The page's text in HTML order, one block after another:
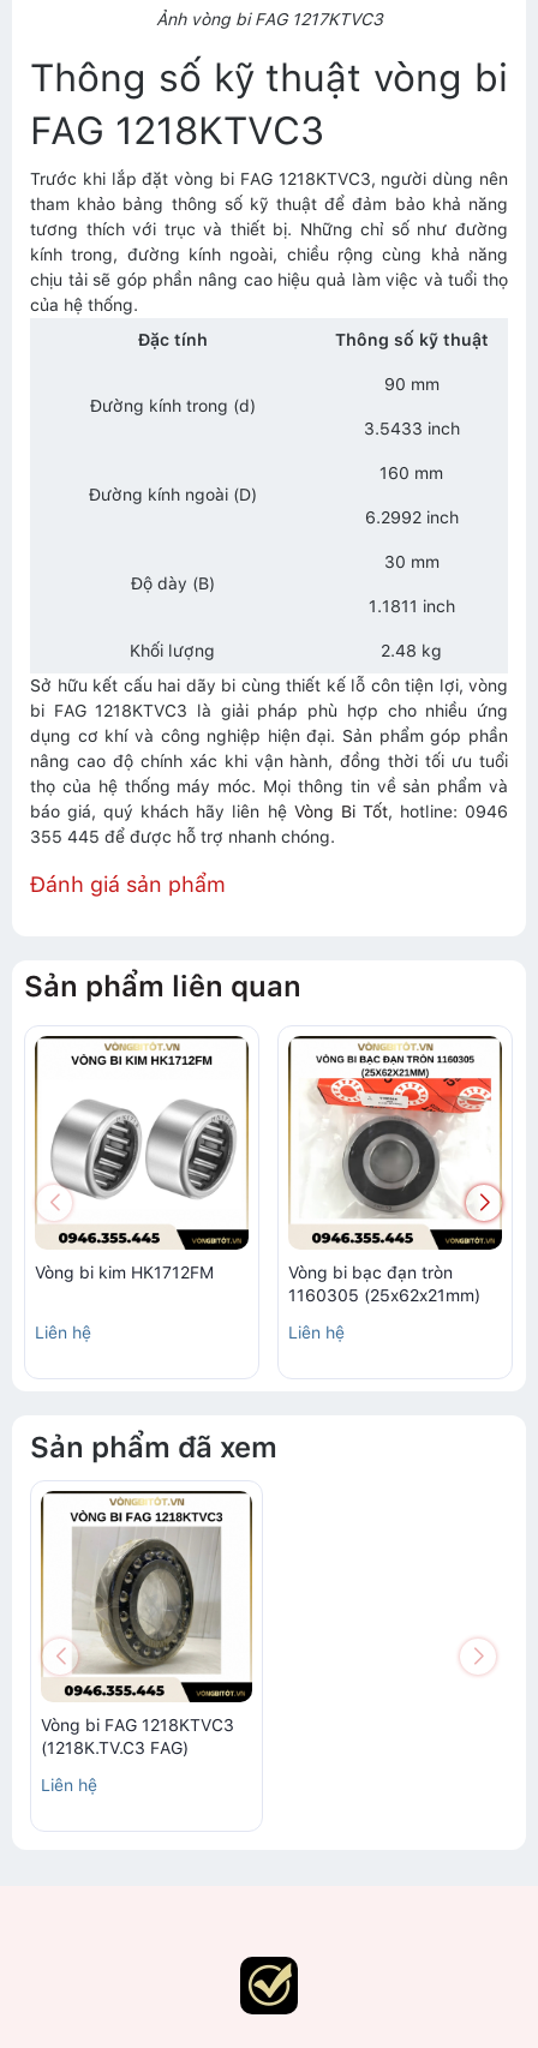
Ảnh vòng bi FAG 1217KTVC3
Thông số kỹ thuật vòng bi
FAG 1218KTVC3
Trước khi lắp đặt vòng bi FAG 1218KTVC3, người dùng nên
tham khảo bảng thông số kỹ thuật để đảm bảo khả năng
tương thích với trục và thiết bị. Những chỉ số như đường
kính trong, đường kính ngoài, chiều rộng cùng khả năng
chịu tải sẽ góp phần nâng cao hiệu quả làm việc và tuổi thọ
của hệ thống.
Đặc tính
Thông số kỹ thuật
Đường kính trong (d)
90 mm
3.5433 inch
Đường kính ngoài (D)
160 mm
6.2992 inch
Độ dày (B)
30 mm
1.1811 inch
Khối lượng
2.48 kg
Sở hữu kết cấu hai dãy bi cùng thiết kế lỗ côn tiện lợi, vòng
bi FAG 1218KTVC3 là giải pháp phù hợp cho nhiều ứng
dụng cơ khí và công nghiệp hiện đại. Sản phẩm góp phần
nâng cao độ chính xác khi vận hành, đồng thời tối ưu tuổi
thọ của hệ thống máy móc. Mọi thông tin về sản phẩm và
báo giá, quý khách hãy liên hệ Vòng Bi Tốt, hotline: 0946
355 445 để được hỗ trợ nhanh chóng.
Đánh giá sản phẩm
Sản phẩm liên quan
Vòng bi kim HK1712FM
Liên hệ
Vòng bi bạc đạn tròn
1160305 (25x62x21mm)
Liên hệ
Sản phẩm đã xem
Vòng bi FAG 1218KTVC3
(1218K.TV.C3 FAG)
Liên hệ